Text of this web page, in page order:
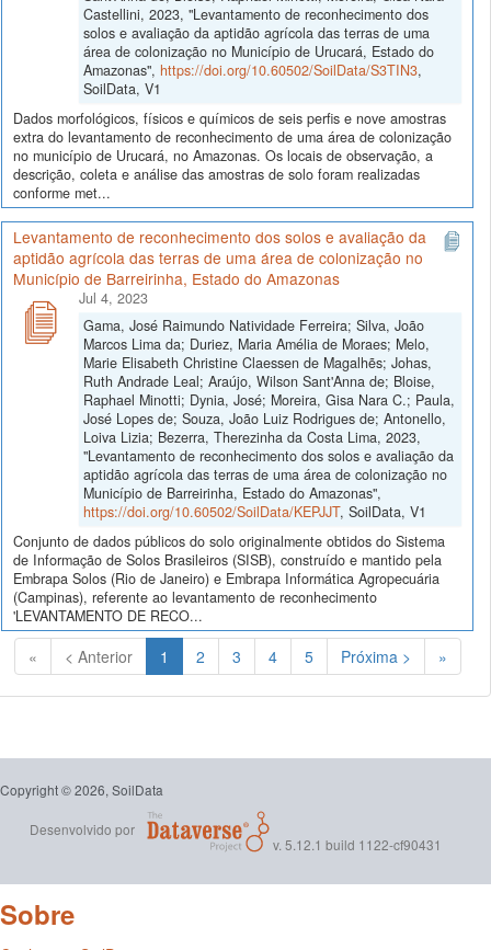
Castellini, 2023, "Levantamento de reconhecimento dos
solos e avaliação da aptidão agrícola das terras de uma
área de colonização no Município de Urucará, Estado do
Amazonas", https://doi.org/10.60502/SoilData/S3TIN3,
SoilData, V1
Dados morfológicos, físicos e químicos de seis perfis e nove amostras
extra do levantamento de reconhecimento de uma área de colonização
no município de Urucará, no Amazonas. Os locais de observação, a
descrição, coleta e análise das amostras de solo foram realizadas
conforme met...
Levantamento de reconhecimento dos solos e avaliação da
aptidão agrícola das terras de uma área de colonização no
Município de Barreirinha, Estado do Amazonas
Jul 4, 2023
Gama, José Raimundo Natividade Ferreira; Silva, João
Marcos Lima da; Duriez, Maria Amélia de Moraes; Melo,
Marie Elisabeth Christine Claessen de Magalhẽs; Johas,
Ruth Andrade Leal; Araújo, Wilson Sant'Anna de; Bloise,
Raphael Minotti; Dynia, José; Moreira, Gisa Nara C.; Paula,
José Lopes de; Souza, João Luiz Rodrigues de; Antonello,
Loiva Lizia; Bezerra, Therezinha da Costa Lima, 2023,
"Levantamento de reconhecimento dos solos e avaliação da
aptidão agrícola das terras de uma área de colonização no
Município de Barreirinha, Estado do Amazonas",
https://doi.org/10.60502/SoilData/KEPJJT, SoilData, V1
Conjunto de dados públicos do solo originalmente obtidos do Sistema
de Informação de Solos Brasileiros (SISB), construído e mantido pela
Embrapa Solos (Rio de Janeiro) e Embrapa Informática Agropecuária
(Campinas), referente ao levantamento de reconhecimento
'LEVANTAMENTO DE RECO...
« < Anterior 1 (Atual)
2 3 4 5 Próxima > »
Copyright © 2026, SoilData
Desenvolvido por
v. 5.12.1 build 1122-cf90431
Sobre